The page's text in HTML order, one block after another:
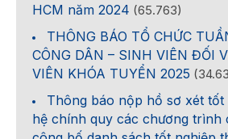
HCM năm 2024 (65.763)
THÔNG BÁO TỔ CHỨC
CÔNG DÂN – SINH VIÊN ĐỐI
VIÊN KHÓA TUYỂN 2025
Thông báo nộp hồ sơ xét tốt
hệ chính quy các chương trình